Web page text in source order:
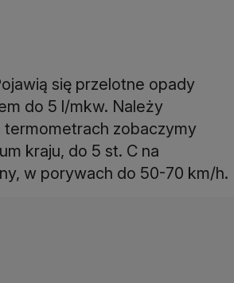
się przelotne opady
do 5 l/mkw. Należy
termometrach zobaczymy
kraju, do 5 st. C na